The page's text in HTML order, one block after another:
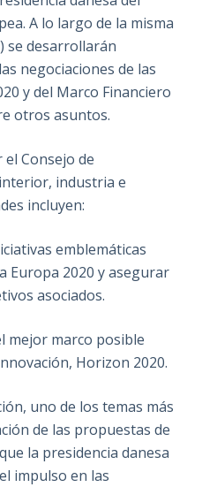
A lo largo de la misma
se desarrollarán
negociaciones de las
y del Marco Financiero
otros asuntos.
Consejo de
industria e
incluyen:
emblemáticas
Europa 2020 y asegurar
asociados.
marco posible
Horizon 2020.
uno de los temas más
de las propuestas de
la presidencia danesa
impulso en las